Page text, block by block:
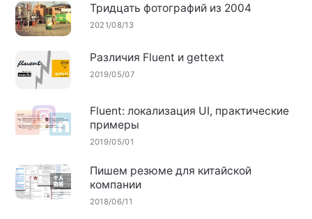
Тридцать фотографий из 2004
2021/08/13
Различия Fluent и gettext
2019/05/07
Fluent: локализация UI, практические
примеры
2019/05/01
Пишем резюме для китайской
компании
2018/06/11